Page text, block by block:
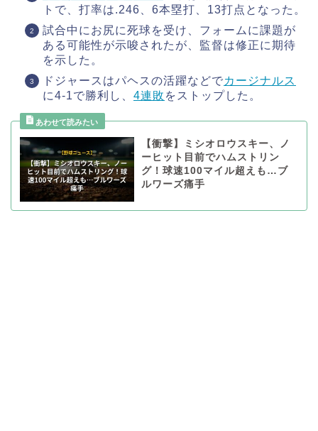
トで、打率は.246、6本塁打、13打点となった。
試合中にお尻に死球を受け、フォームに課題が
ある可能性が示唆されたが、監督は修正に期待
を示した。
ドジャースはパヘスの活躍などでカージナルス
に4-1で勝利し、 4連敗 をストップした。
【衝撃】ミシオロウスキー、ノ
ーヒット目前でハムストリン
グ！球速100マイル超えも…ブ
ルワーズ痛手